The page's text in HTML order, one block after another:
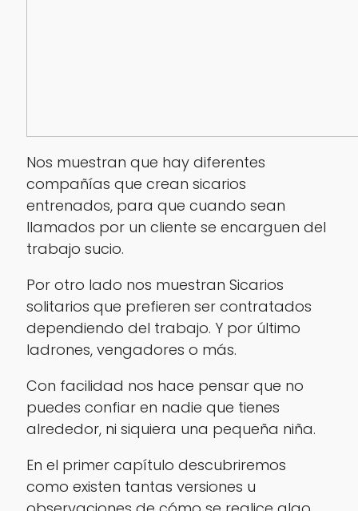
Nos muestran que hay diferentes
compañías que crean sicarios
entrenados, para que cuando sean
llamados por un cliente se encarguen del
trabajo sucio.
Por otro lado nos muestran Sicarios
solitarios que prefieren ser contratados
dependiendo del trabajo. Y por último
ladrones, vengadores o más.
Con facilidad nos hace pensar que no
puedes confiar en nadie que tienes
alrededor, ni siquiera una pequeña niña.
En el primer capítulo descubriremos
como existen tantas versiones u